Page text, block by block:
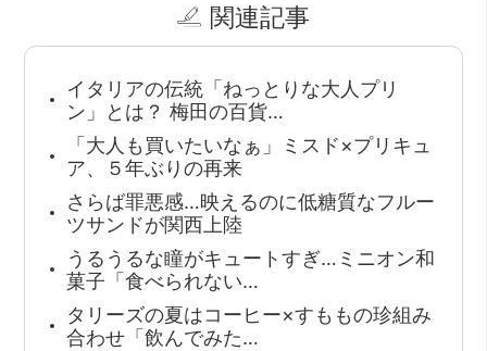
関連記事
イタリアの伝統「ねっとりな大人プリ
ン」とは？ 梅田の百貨…
「大人も買いたいなぁ」ミスド×プリキュ
ア、５年ぶりの再来
さらば罪悪感…映えるのに低糖質なフルー
ツサンドが関西上陸
うるうるな瞳がキュートすぎ…ミニオン和
菓子「食べられない…
タリーズの夏はコーヒー×すももの珍組み
合わせ「飲んでみた…